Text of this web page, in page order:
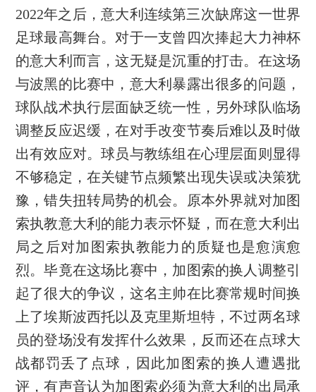
2022年之后，意大利连续第三次缺席这一世界
足球最高舞台。对于一支曾四次捧起大力神杯
的意大利而言，这无疑是沉重的打击。在这场
与波黑的比赛中，意大利暴露出很多的问题，
球队战术执行层面缺乏统一性，另外球队临场
调整反应迟缓，在对手改变节奏后难以及时做
出有效应对。球员与教练组在心理层面则显得
不够稳定，在关键节点频繁出现失误或决策犹
豫，错失扭转局势的机会。原本外界就对加图
索执教意大利的能力表示怀疑，而在意大利出
局之后对加图索执教能力的质疑也是愈演愈
烈。毕竟在这场比赛中，加图索的换人调整引
起了很大的争议，这名主帅在比赛常规时间换
上了埃斯波西托以及克里斯坦特，不过两名球
员的登场没有发挥什么效果，反而还在点球大
战都罚丢了点球，因此加图索的换人遭遇批
评，有声音认为加图索必须为意大利的出局承